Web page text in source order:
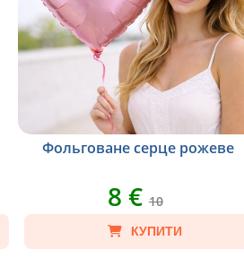
Фольговане серце рожеве
8 € 10
КУПИТИ